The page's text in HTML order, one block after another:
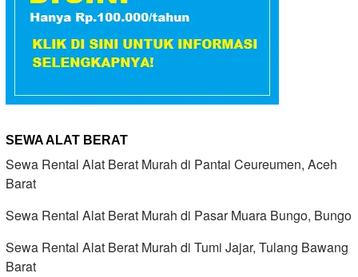
SEWA ALAT BERAT
Sewa Rental Alat Berat Murah di Pantai Ceureumen, Aceh
Barat
Sewa Rental Alat Berat Murah di Pasar Muara Bungo, Bungo
Sewa Rental Alat Berat Murah di Tumi Jajar, Tulang Bawang
Barat